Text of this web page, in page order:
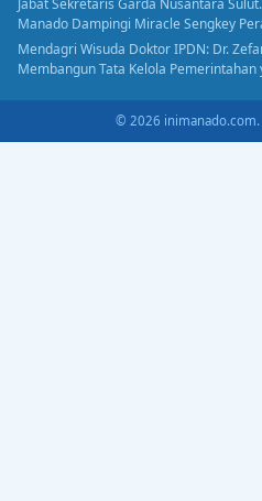
Manado Dampingi Miracle Sengkey
Mendagri Wisuda Doktor IPDN: Dr.
Membangun Tata Kelola
© 2026 inimanado.com.